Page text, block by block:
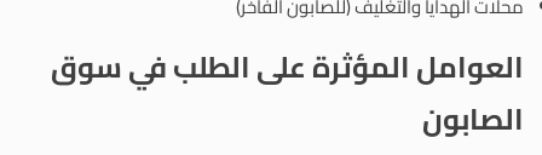
العوامل المؤثرة على الطلب في سوق
الصابون